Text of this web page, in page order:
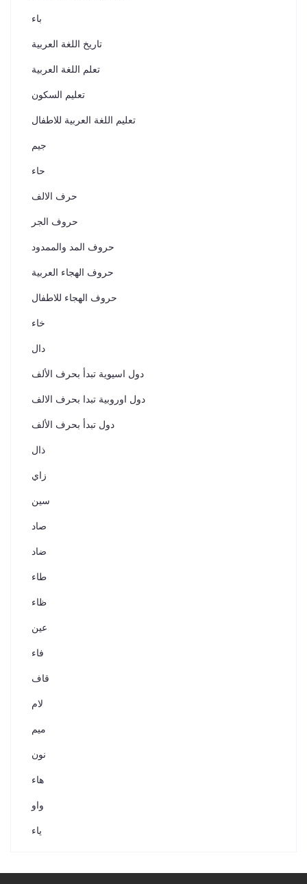
باء
تاريخ اللغة العربية
تعلم اللغة العربية
تعليم السكون
تعليم اللغة العربية للاطفال
جيم
حاء
حرف الالف
حروف الجر
حروف المد والممدود
حروف الهجاء العربية
حروف الهجاء للاطفال
خاء
دال
دول اسيوية تبدأ بحرف الألف
دول اوروبية تبدا بحرف الالف
دول تبدأ بحرف الألف
ذال
زاي
سين
صاد
ضاد
طاء
ظاء
عين
فاء
قاف
لام
ميم
نون
هاء
واو
ياء